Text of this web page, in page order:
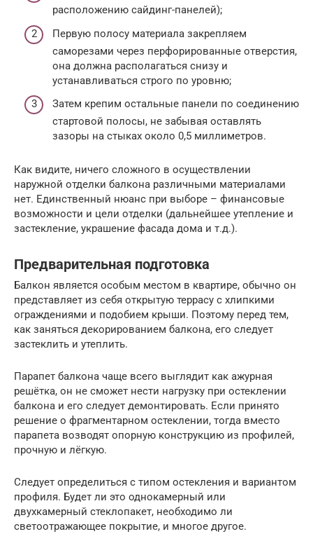
расположению сайдинг-панелей);
Первую полосу материала закрепляем
саморезами через перфорированные отверстия,
она должна располагаться снизу и
устанавливаться строго по уровню;
Затем крепим остальные панели по соединению
стартовой полосы, не забывая оставлять
зазоры на стыках около 0,5 миллиметров.
Как видите, ничего сложного в осуществлении
наружной отделки балкона различными материалами
нет. Единственный нюанс при выборе – финансовые
возможности и цели отделки (дальнейшее утепление и
застекление, украшение фасада дома и т.д.).
Предварительная подготовка
Балкон является особым местом в квартире, обычно он
представляет из себя открытую террасу с хлипкими
ограждениями и подобием крыши. Поэтому перед тем,
как заняться декорированием балкона, его следует
застеклить и утеплить.
Парапет балкона чаще всего выглядит как ажурная
решётка, он не сможет нести нагрузку при остеклении
балкона и его следует демонтировать. Если принято
решение о фрагментарном остеклении, тогда вместо
парапета возводят опорную конструкцию из профилей,
прочную и лёгкую.
Следует определиться с типом остекления и вариантом
профиля. Будет ли это однокамерный или
двухкамерный стеклопакет, необходимо ли
светоотражающее покрытие, и многое другое.